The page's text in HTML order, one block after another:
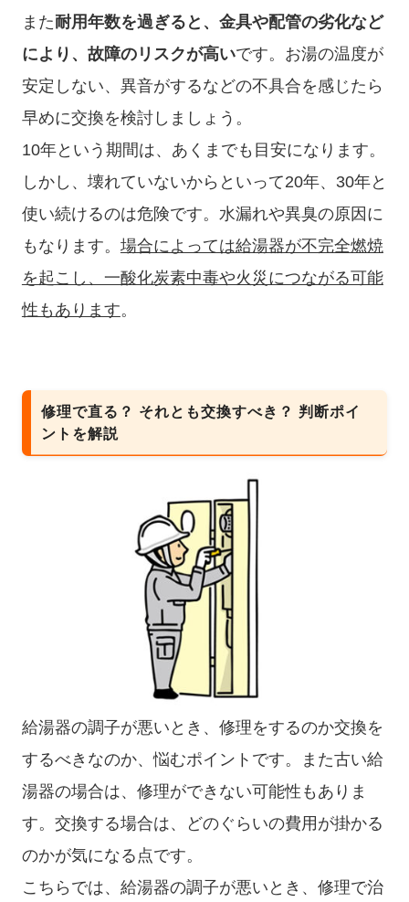
また耐用年数を過ぎると、金具や配管の劣化など
により、故障のリスクが高いです。お湯の温度が
安定しない、異音がするなどの不具合を感じたら
早めに交換を検討しましょう。
10年という期間は、あくまでも目安になります。
しかし、壊れていないからといって20年、30年と
使い続けるのは危険です。水漏れや異臭の原因に
もなります。 場合によっては給湯器が不完全燃焼
を起こし、一酸化炭素中毒や火災につながる可能
性もあります。
修理で直る？ それとも交換すべき？ 判断ポイ
ントを解説
給湯器の調子が悪いとき、修理をするのか交換を
するべきなのか、悩むポイントです。また古い給
湯器の場合は、修理ができない可能性もありま
す。交換する場合は、どのぐらいの費用が掛かる
のかが気になる点です。
こちらでは、給湯器の調子が悪いとき、修理で治